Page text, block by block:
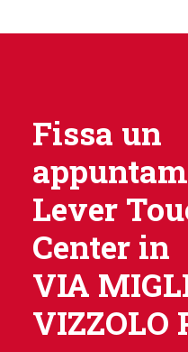
Fissa un
Lever
Center in
VIA
VIZZOLO